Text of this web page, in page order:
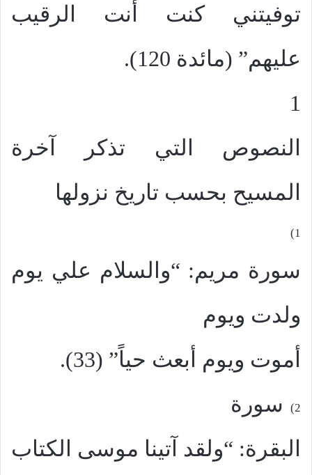
توفيتني كنت أنت الرقيب
عليهم” (مائدة 120).
1
النصوص التي تذكر آخرة
المسيح بحسب تاريخ نزولها
1)
سورة مريم: “والسلام علي يوم
ولدت ويوم
أموت ويوم أبعث حياً” (33).
2)
سورة
البقرة: “ولقد آتينا موسى الكتاب